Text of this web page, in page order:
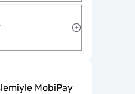
MobiPay